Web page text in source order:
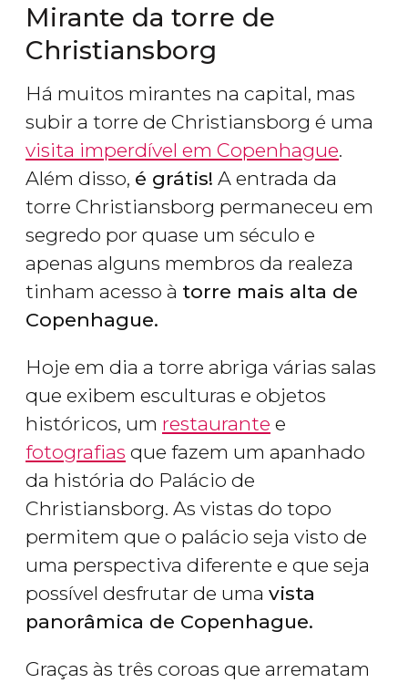
Mirante da torre de
Christiansborg
Há muitos mirantes na capital, mas
subir a torre de Christiansborg é uma
visita imperdível em Copenhague.
Além disso, é grátis! A entrada da
torre Christiansborg permaneceu em
segredo por quase um século e
apenas alguns membros da realeza
tinham acesso à torre mais alta de
Copenhague.
Hoje em dia a torre abriga várias salas
que exibem esculturas e objetos
históricos, um restaurante e
fotografias que fazem um apanhado
da história do Palácio de
Christiansborg. As vistas do topo
permitem que o palácio seja visto de
uma perspectiva diferente e que seja
possível desfrutar de uma vista
panorâmica de Copenhague.
Graças às três coroas que arrematam